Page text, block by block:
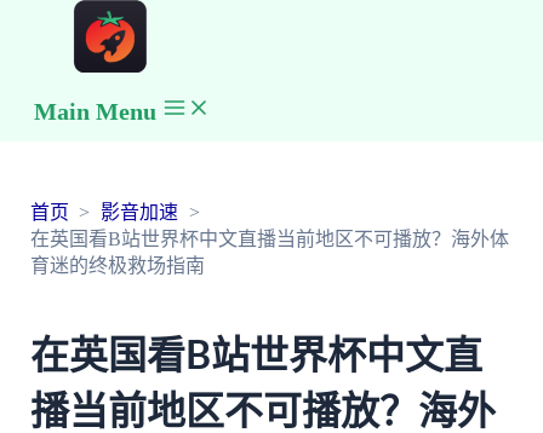
Main Menu
首页
影音加速
在英国看B站世界杯中文直播当前地区不可播放？海外体
育迷的终极救场指南
在英国看B站世界杯中文直
播当前地区不可播放？海外